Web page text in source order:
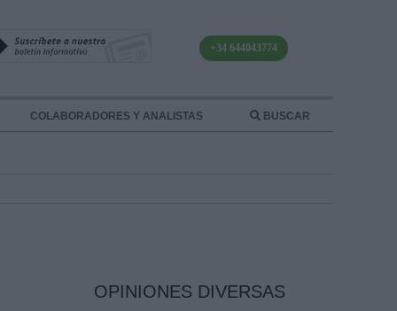
+34 644043774
COLABORADORES Y ANALISTAS BUSCAR
OPINIONES DIVERSAS